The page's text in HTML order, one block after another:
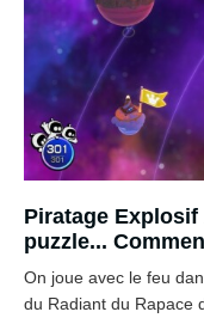
Piratage
puzzle...
On joue avec le feu
du Radiant du Rapace